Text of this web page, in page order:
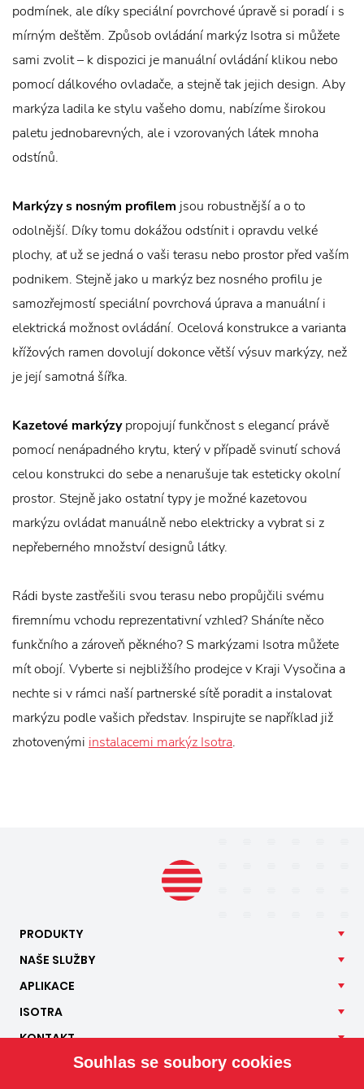
podmínek, ale díky speciální povrchové úpravě si poradí i s
mírným deštěm. Způsob ovládání markýz Isotra si můžete
sami zvolit – k dispozici je manuální ovládání klikou nebo
pomocí dálkového ovladače, a stejně tak jejich design. Aby
markýza ladila ke stylu vašeho domu, nabízíme širokou
paletu jednobarevných, ale i vzorovaných látek mnoha
odstínů.
Markýzy s nosným profilem jsou robustnější a o to
odolnější. Díky tomu dokážou odstínit i opravdu velké
plochy, ať už se jedná o vaši terasu nebo prostor před vaším
podnikem. Stejně jako u markýz bez nosného profilu je
samozřejmostí speciální povrchová úprava a manuální i
elektrická možnost ovládání. Ocelová konstrukce a varianta
křížových ramen dovolují dokonce větší výsuv markýzy, než
je její samotná šířka.
Kazetové markýzypropojují funkčnost s elegancí právě
pomocí nenápadného krytu, který v případě svinutí schová
celou konstrukci do sebe a nenarušuje tak esteticky okolní
prostor. Stejně jako ostatní typy je možné kazetovou
markýzu ovládat manuálně nebo elektricky a vybrat si z
nepřeberného množství designů látky.
Rádi byste zastřešili svou terasu nebo propůjčili svému
firemnímu vchodu reprezentativní vzhled? Sháníte něco
funkčního a zároveň pěkného? S markýzami Isotra můžete
mít obojí. Vyberte si nejbližšího prodejce v Kraji Vysočina a
nechte si v rámci naší partnerské sítě poradit a instalovat
markýzu podle vašich představ. Inspirujte se například již
zhotovenými instalacemi markýz Isotra.
PRODUKTY
NAŠE SLUŽBY
APLIKACE
ISOTRA
KONTAKT
Souhlas se soubory cookies